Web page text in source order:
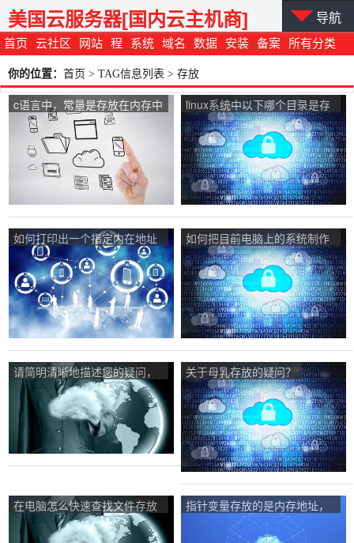
首页 云社区 网站 程 系统 域名 数据 安装 备案 所有分类
美国云服务器[国内云主机商] 导航
你的位置： 首页 > TAG信息列表 > 存放
c语言中，常量是存放在内存中
吗？
linux系统中以下哪个目录是存
放系统配置文件？
如何打印出一个指定内在地址
中的存放数据的值？
如何把目前电脑上的系统制作
成镜像文件？
请简明清晰地描述您的疑问，
如：哪些食物不宜存放在冰箱
中？
关于母乳存放的疑问？
在电脑怎么快速查找文件存放
路径？
指针变量存放的是内存地址，
那为什么指针还要定义类型？